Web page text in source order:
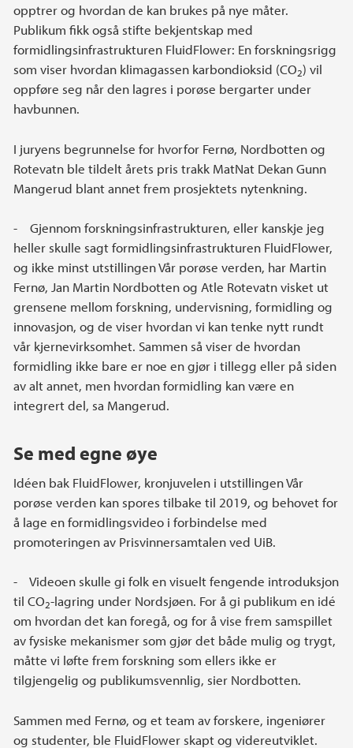
opptrer og hvordan de kan brukes på nye måter.
Publikum fikk også stifte bekjentskap med
formidlingsinfrastrukturen FluidFlower: En forskningsrigg
som viser hvordan klimagassen karbondioksid (CO2) vil
oppføre seg når den lagres i porøse bergarter under
havbunnen.
I juryens begrunnelse for hvorfor Fernø, Nordbotten og
Rotevatn ble tildelt årets pris trakk MatNat Dekan Gunn
Mangerud blant annet frem prosjektets nytenkning.
- Gjennom forskningsinfrastrukturen, eller kanskje jeg
heller skulle sagt formidlingsinfrastrukturen FluidFlower,
og ikke minst utstillingen Vår porøse verden, har Martin
Fernø, Jan Martin Nordbotten og Atle Rotevatn visket ut
grensene mellom forskning, undervisning, formidling og
innovasjon, og de viser hvordan vi kan tenke nytt rundt
vår kjernevirksomhet. Sammen så viser de hvordan
formidling ikke bare er noe en gjør i tillegg eller på siden
av alt annet, men hvordan formidling kan være en
integrert del, sa Mangerud.
Se med egne øye
Idéen bak FluidFlower, kronjuvelen i utstillingen Vår
porøse verden kan spores tilbake til 2019, og behovet for
å lage en formidlingsvideo i forbindelse med
promoteringen av Prisvinnersamtalen ved UiB.
- Videoen skulle gi folk en visuelt fengende introduksjon
til CO2-lagring under Nordsjøen. For å gi publikum en idé
om hvordan det kan foregå, og for å vise frem samspillet
av fysiske mekanismer som gjør det både mulig og trygt,
måtte vi løfte frem forskning som ellers ikke er
tilgjengelig og publikumsvennlig, sier Nordbotten.
Sammen med Fernø, og et team av forskere, ingeniører
og studenter, ble FluidFlower skapt og videreutviklet.